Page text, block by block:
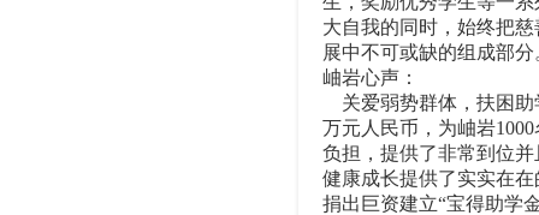
大自我的同时，始终把
展中不可或缺的组成部分
岫岩心声：
关爱弱势群体，扶困助
万元人民币，为岫岩
负担，提供了非常到位
健康成长提供了实实在
捐出巨资建立“宝得助学